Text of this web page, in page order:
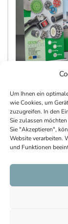
Um Ihnen ein
wie Cookies, um
zuzugreifen. In den
Sie zulassen
Sie "Akzeptieren",
Website verarbeiten.
und Funktionen